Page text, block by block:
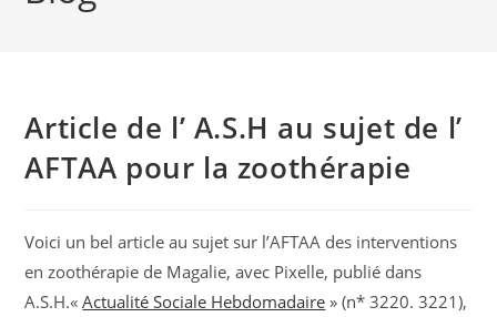
Article de l’ A.S.H au sujet de l’
AFTAA pour la zoothérapie
Voici un bel article au sujet sur l’AFTAA des interventions
en zoothérapie de Magalie, avec Pixelle, publié dans
A.S.H.«Actualité Sociale Hebdomadaire » (n* 3220. 3221),